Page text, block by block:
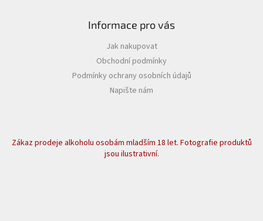
Informace pro vás
Jak nakupovat
Obchodní podmínky
Podmínky ochrany osobních údajů
Napište nám
Zákaz prodeje alkoholu osobám mladším 18 let. Fotografie produktů
jsou ilustrativní.